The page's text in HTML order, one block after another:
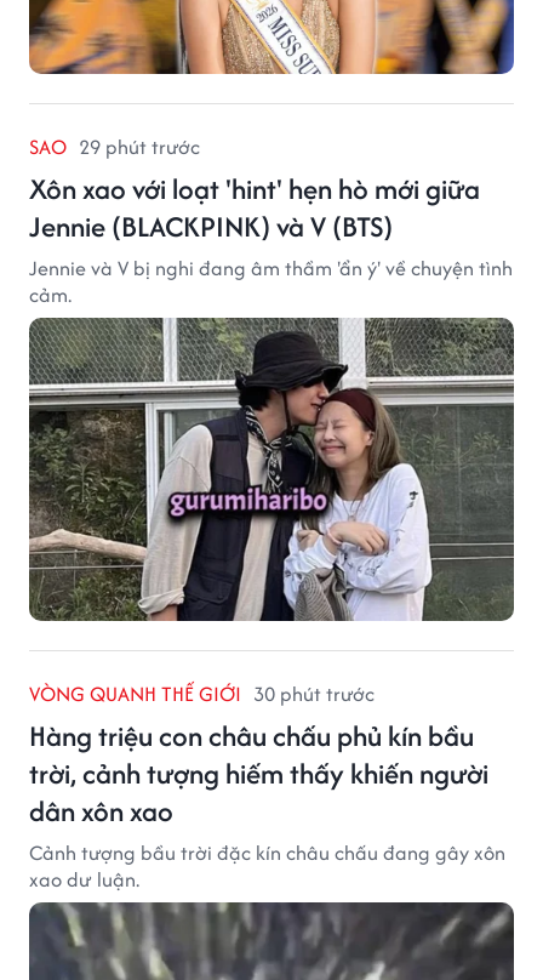
SAO 29 phút trước
Xôn xao với loạt 'hint' hẹn hò mới giữa
Jennie (BLACKPINK) và V (BTS)
Jennie và V bị nghi đang âm thầm 'ẩn ý' về chuyện tình
cảm.
VÒNG QUANH THẾ GIỚI 30 phút trước
Hàng triệu con châu chấu phủ kín bầu
trời, cảnh tượng hiếm thấy khiến người
dân xôn xao
Cảnh tượng bầu trời đặc kín châu chấu đang gây xôn
xao dư luận.